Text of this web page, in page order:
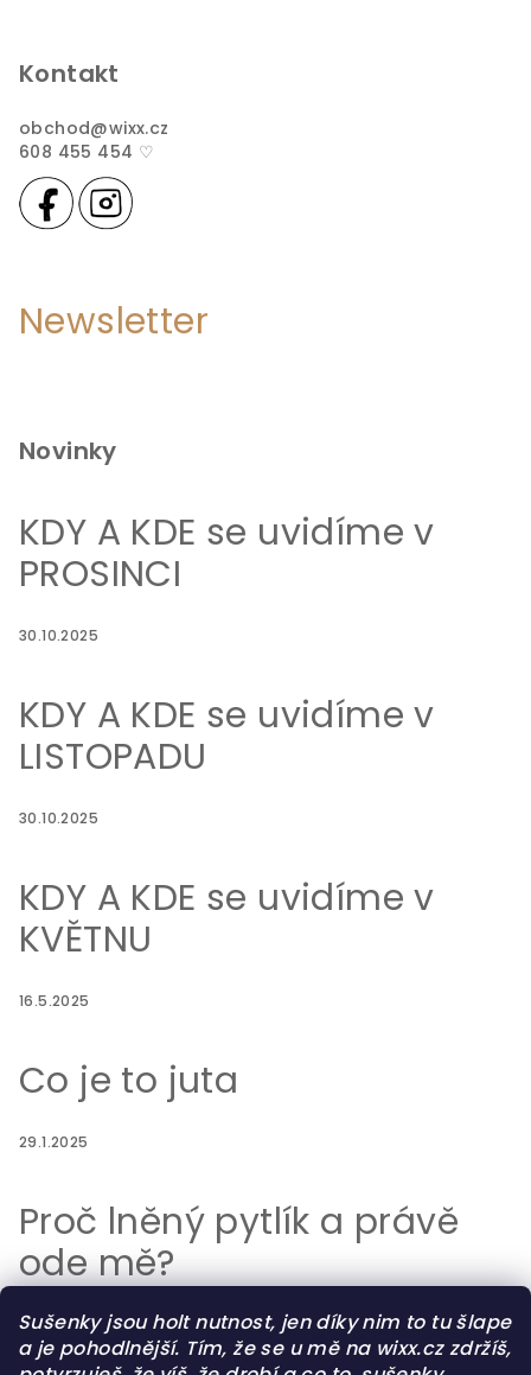
Sušenky jsou holt nutnost, jen díky nim to tu šlape
a je pohodlnější. Tím, že se u mě na wixx.cz zdržíš,
Kontakt
obchod@wixx.cz
608 455 454 ♡
Newsletter
Novinky
KDY A KDE se uvidíme v
PROSINCI
30.10.2025
KDY A KDE se uvidíme v
LISTOPADU
30.10.2025
KDY A KDE se uvidíme v
KVĚTNU
16.5.2025
Co je to juta
29.1.2025
Proč lněný pytlík a právě
ode mě?
29.7.2023